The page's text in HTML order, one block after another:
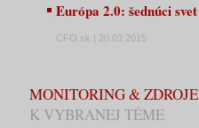
Európa 2.0: šednúci svet
CFO.sk | 20.03.2015
MONITORING & ZDROJE
K VYBRANEJ TÉME